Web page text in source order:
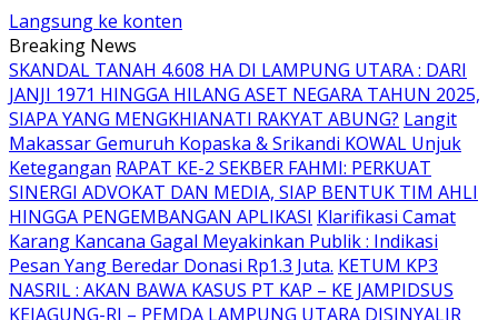
Langsung ke konten
Breaking News
SKANDAL TANAH 4.608 HA DI LAMPUNG UTARA : DARI
JANJI 1971 HINGGA HILANG ASET NEGARA TAHUN 2025,
SIAPA YANG MENGKHIANATI RAKYAT ABUNG? Langit
Makassar Gemuruh Kopaska & Srikandi KOWAL Unjuk
Ketegangan RAPAT KE-2 SEKBER FAHMI: PERKUAT
SINERGI ADVOKAT DAN MEDIA, SIAP BENTUK TIM AHLI
HINGGA PENGEMBANGAN APLIKASI Klarifikasi Camat
Karang Kancana Gagal Meyakinkan Publik : Indikasi
Pesan Yang Beredar Donasi Rp1.3 Juta. KETUM KP3
NASRIL : AKAN BAWA KASUS PT KAP – KE JAMPIDSUS
KEJAGUNG-RI – PEMDA LAMPUNG UTARA DISINYALIR